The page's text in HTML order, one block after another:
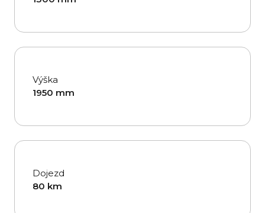
Výška
1950 mm
Dojezd
80 km